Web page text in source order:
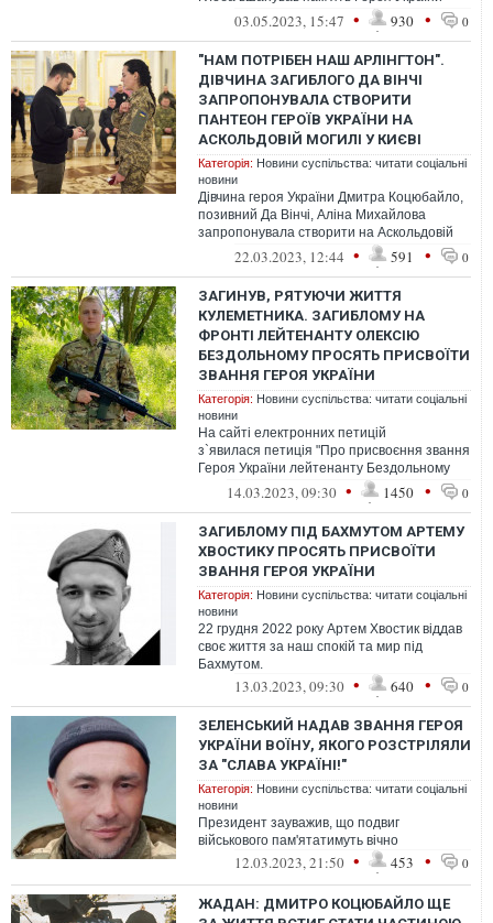
Олександра Мацієвського, вирізавши його
03.05.2023, 15:47 • 930 • 0
"НАМ ПОТРІБЕН НАШ АРЛІНГТОН".
ДІВЧИНА ЗАГИБЛОГО ДА ВІНЧІ
ЗАПРОПОНУВАЛА СТВОРИТИ
ПАНТЕОН ГЕРОЇВ УКРАЇНИ НА
АСКОЛЬДОВІЙ МОГИЛІ У КИЄВІ
Категорія: Новини суспільства: читати соціальні
новини
Дівчина героя України Дмитра Коцюбайло,
позивний Да Вінчі, Аліна Михайлова
запропонувала створити на Аскольдовій
могилі Пантеон героїв України.
22.03.2023, 12:44 • 591 • 0
ЗАГИНУВ, РЯТУЮЧИ ЖИТТЯ
КУЛЕМЕТНИКА. ЗАГИБЛОМУ НА
ФРОНТІ ЛЕЙТЕНАНТУ ОЛЕКСІЮ
БЕЗДОЛЬНОМУ ПРОСЯТЬ ПРИСВОЇТИ
ЗВАННЯ ГЕРОЯ УКРАЇНИ
Категорія: Новини суспільства: читати соціальні
новини
На сайті електронних петицій
з`явилася петиція "Про присвоєння звання
Героя України лейтенанту Бездольному
Олексію Сергійовичу.
14.03.2023, 09:30 • 1450 • 0
ЗАГИБЛОМУ ПІД БАХМУТОМ АРТЕМУ
ХВОСТИКУ ПРОСЯТЬ ПРИСВОЇТИ
ЗВАННЯ ГЕРОЯ УКРАЇНИ
Категорія: Новини суспільства: читати соціальні
новини
22 грудня 2022 року Артем Хвостик віддав
своє життя за наш спокій та мир під
Бахмутом.
13.03.2023, 09:30 • 640 • 0
ЗЕЛЕНСЬКИЙ НАДАВ ЗВАННЯ ГЕРОЯ
УКРАЇНИ ВОЇНУ, ЯКОГО РОЗСТРІЛЯЛИ
ЗА "СЛАВА УКРАЇНІ!"
Категорія: Новини суспільства: читати соціальні
новини
Президент зауважив, що подвиг
військового пам'ятатимуть вічно
12.03.2023, 21:50 • 453 • 0
ЖАДАН: ДМИТРО КОЦЮБАЙЛО ЩЕ